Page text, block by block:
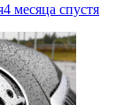
4 месяца спустя